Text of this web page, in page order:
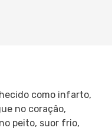
como infarto,
no coração,
peito, suor frio,